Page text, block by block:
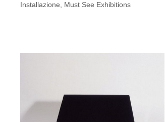
Installazione
Must See Exhibitions